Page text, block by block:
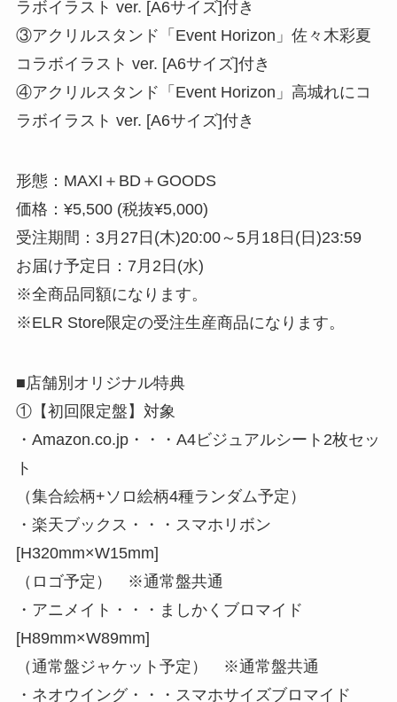
ラボイラスト ver. [A6サイズ]付き
③アクリルスタンド「Event Horizon」佐々木彩夏
コラボイラスト ver. [A6サイズ]付き
④アクリルスタンド「Event Horizon」高城れにコ
ラボイラスト ver. [A6サイズ]付き
形態：MAXI＋BD＋GOODS
価格：¥5,500 (税抜¥5,000)
受注期間：3月27日(木)20:00～5月18日(日)23:59
お届け予定日：7月2日(水)
※全商品同額になります。
※ELR Store限定の受注生産商品になります。
■店舗別オリジナル特典
①【初回限定盤】対象
・Amazon.co.jp・・・A4ビジュアルシート2枚セッ
ト
（集合絵柄+ソロ絵柄4種ランダム予定）
・楽天ブックス・・・スマホリボン
[H320mm×W15mm]
（ロゴ予定） ※通常盤共通
・アニメイト・・・ましかくブロマイド
[H89mm×W89mm]
（通常盤ジャケット予定） ※通常盤共通
・ネオウイング・・・スマホサイズブロマイド